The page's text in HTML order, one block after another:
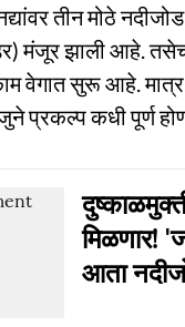
तीन मोठे
मंजूर झाली आहे.
वेगात सुरू आहे. मात्र,
प्रकल्प कधी पूर्ण
मिळणार!
आता